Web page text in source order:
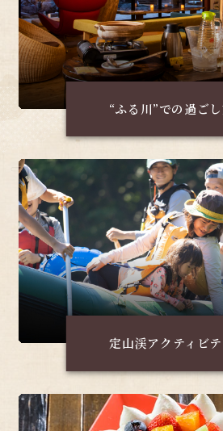
“ふる川”での過ご
定山渓アクティビテ